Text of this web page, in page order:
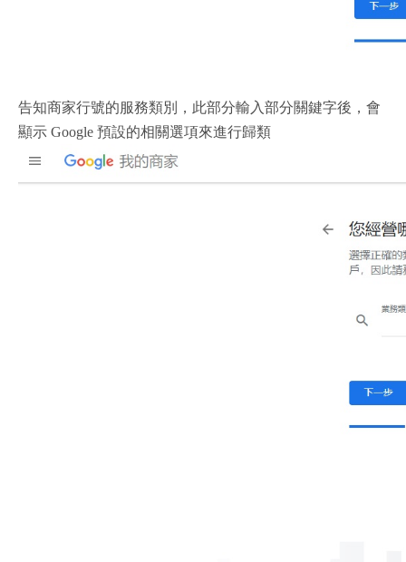
告知商家行號的服務類別，此部分輸入部分關鍵字後，會
顯示 Google 預設的相關選項來進行歸類